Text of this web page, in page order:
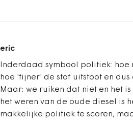
eric
Inderdaad symbool politiek:
hoe 'fijner' de stof uitstoot en
Maar: we ruiken dat niet en het
het weren van de oude diesel is
makkelijke politiek te scoren,